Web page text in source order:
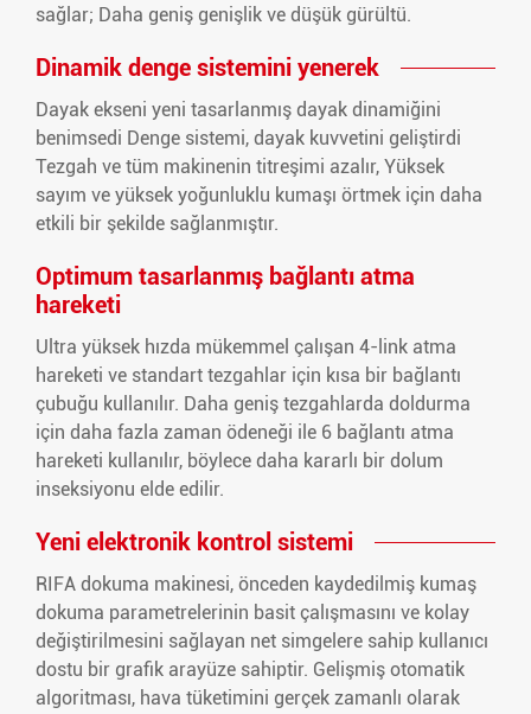
sağlar; Daha geniş genişlik ve düşük gürültü.
Dinamik denge sistemini yenerek
Dayak ekseni yeni tasarlanmış dayak dinamiğini
benimsedi Denge sistemi, dayak kuvvetini geliştirdi
Tezgah ve tüm makinenin titreşimi azalır, Yüksek
sayım ve yüksek yoğunluklu kumaşı örtmek için daha
etkili bir şekilde sağlanmıştır.
Optimum tasarlanmış bağlantı atma
hareketi
Ultra yüksek hızda mükemmel çalışan 4-link atma
hareketi ve standart tezgahlar için kısa bir bağlantı
çubuğu kullanılır. Daha geniş tezgahlarda doldurma
için daha fazla zaman ödeneği ile 6 bağlantı atma
hareketi kullanılır, böylece daha kararlı bir dolum
inseksiyonu elde edilir.
Yeni elektronik kontrol sistemi
RIFA dokuma makinesi, önceden kaydedilmiş kumaş
dokuma parametrelerinin basit çalışmasını ve kolay
değiştirilmesini sağlayan net simgelere sahip kullanıcı
dostu bir grafik arayüze sahiptir. Gelişmiş otomatik
algoritması, hava tüketimini gerçek zamanlı olarak